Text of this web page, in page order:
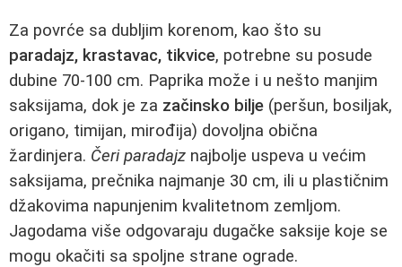
Za povrće sa dubljim korenom, kao što su
paradajz, krastavac, tikvice, potrebne su posude
dubine 70-100 cm. Paprika može i u nešto manjim
saksijama, dok je za začinsko bilje (peršun, bosiljak,
origano, timijan, mirođija) dovoljna obična
žardinjera. Čeri paradajz najbolje uspeva u većim
saksijama, prečnika najmanje 30 cm, ili u plastičnim
džakovima napunjenim kvalitetnom zemljom.
Jagodama više odgovaraju dugačke saksije koje se
mogu okačiti sa spoljne strane ograde.